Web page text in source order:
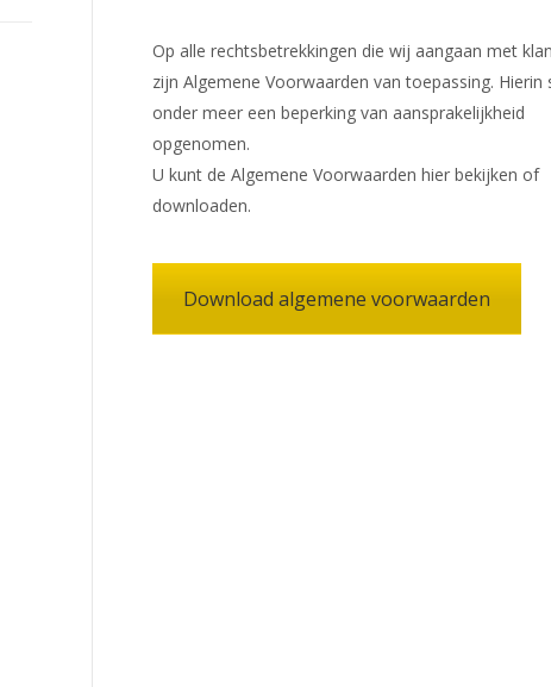
Op alle rechtsbetrekkingen die wij aangaan met
zijn Algemene Voorwaarden van toepassing. Hierin
onder meer een beperking van aansprakelijkheid
opgenomen.
U kunt de Algemene Voorwaarden hier bekijken of
downloaden.
Download algemene voorwaarden